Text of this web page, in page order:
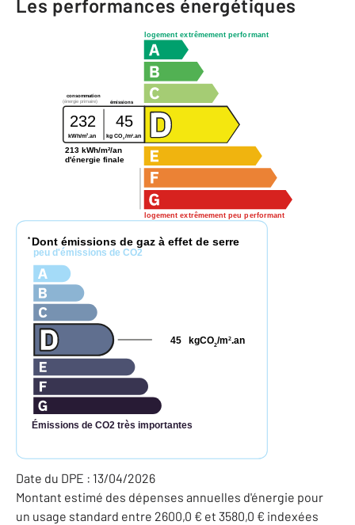
Les performances énergétiques
logement extrêmement performant
logement extrêmement peu performant
consommation
émissions
(énergie primaire)
232 45
kWh/m2.an kg CO2 /m2 .an
213 kWh/m²/an
d'énergie finale
* Dont émissions de gaz à effet de serre
peu d'émissions de CO2
Émissions de CO2 très importantes
kgCO2/m2.an
45
Date du DPE : 13/04/2026
Montant estimé des dépenses annuelles d'énergie pour
un usage standard entre 2600,0 € et 3580,0 € indexées